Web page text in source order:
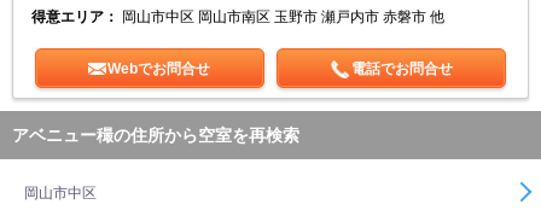
得意エリア：
岡山市中区 岡山市南区 玉野市 瀬戸内市 赤磐市 他
Webでお問合せ 電話でお問合せ
アベニュー穝の住所から空室を再検索
岡山市中区